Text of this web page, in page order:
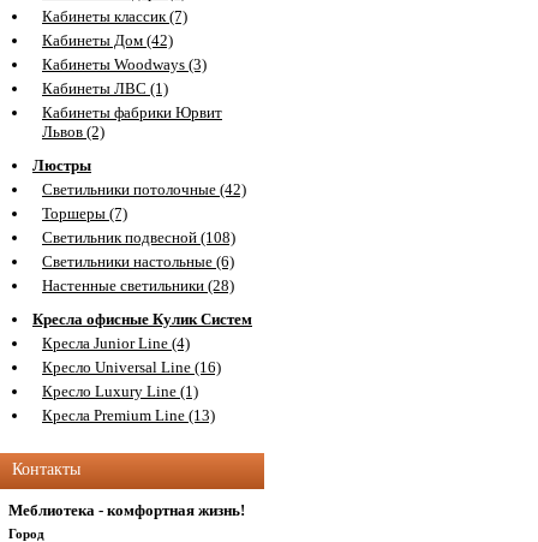
Кабинеты классик (7)
Кабинеты Дом (42)
Кабинеты Woodways (3)
Кабинеты ЛВС (1)
Кабинеты фабрики Юрвит
Львов (2)
Люстры
Светильники потолочные (42)
Торшеры (7)
Светильник подвесной (108)
Светильники настольные (6)
Настенные светильники (28)
Кресла офисные Кулик Систем
Кресла Junior Line (4)
Кресло Universal Line (16)
Кресло Luxury Line (1)
Кресла Premium Line (13)
Контакты
Меблиотека - комфортная жизнь!
Город